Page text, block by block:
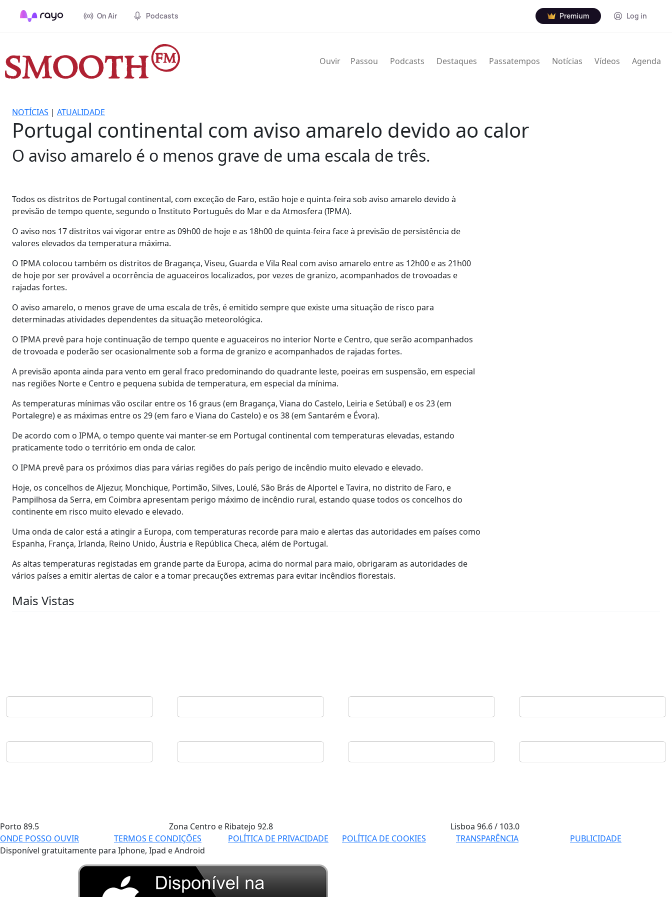
On Air Podcasts Premium Log in
Ouvir Passou Podcasts Destaques Passatempos Notícias Vídeos Agenda
NOTÍCIAS | ATUALIDADE
Portugal continental com aviso amarelo devido ao calor
O aviso amarelo é o menos grave de uma escala de três.
Todos os distritos de Portugal continental, com exceção de Faro, estão hoje e quinta-feira sob aviso amarelo devido à
previsão de tempo quente, segundo o Instituto Português do Mar e da Atmosfera (IPMA).
O aviso nos 17 distritos vai vigorar entre as 09h00 de hoje e as 18h00 de quinta-feira face à previsão de persistência de
valores elevados da temperatura máxima.
O IPMA colocou também os distritos de Bragança, Viseu, Guarda e Vila Real com aviso amarelo entre as 12h00 e as 21h00
de hoje por ser provável a ocorrência de aguaceiros localizados, por vezes de granizo, acompanhados de trovoadas e
rajadas fortes.
O aviso amarelo, o menos grave de uma escala de três, é emitido sempre que existe uma situação de risco para
determinadas atividades dependentes da situação meteorológica.
O IPMA prevê para hoje continuação de tempo quente e aguaceiros no interior Norte e Centro, que serão acompanhados
de trovoada e poderão ser ocasionalmente sob a forma de granizo e acompanhados de rajadas fortes.
A previsão aponta ainda para vento em geral fraco predominando do quadrante leste, poeiras em suspensão, em especial
nas regiões Norte e Centro e pequena subida de temperatura, em especial da mínima.
As temperaturas mínimas vão oscilar entre os 16 graus (em Bragança, Viana do Castelo, Leiria e Setúbal) e os 23 (em
Portalegre) e as máximas entre os 29 (em faro e Viana do Castelo) e os 38 (em Santarém e Évora).
De acordo com o IPMA, o tempo quente vai manter-se em Portugal continental com temperaturas elevadas, estando
praticamente todo o território em onda de calor.
O IPMA prevê para os próximos dias para várias regiões do país perigo de incêndio muito elevado e elevado.
Hoje, os concelhos de Aljezur, Monchique, Portimão, Silves, Loulé, São Brás de Alportel e Tavira, no distrito de Faro, e
Pampilhosa da Serra, em Coimbra apresentam perigo máximo de incêndio rural, estando quase todos os concelhos do
continente em risco muito elevado e elevado.
Uma onda de calor está a atingir a Europa, com temperaturas recorde para maio e alertas das autoridades em países como
Espanha, França, Irlanda, Reino Unido, Áustria e República Checa, além de Portugal.
As altas temperaturas registadas em grande parte da Europa, acima do normal para maio, obrigaram as autoridades de
vários países a emitir alertas de calor e a tomar precauções extremas para evitar incêndios florestais.
Mais Vistas
Porto 89.5 Zona Centro e Ribatejo 92.8 Lisboa96.6 / 103.0
ONDE POSSO OUVIR
TERMOS E CONDIÇÕES POLÍTICA DE PRIVACIDADE POLÍTICA DE COOKIES TRANSPARÊNCIA
PUBLICIDADE
Disponível gratuitamente para Iphone, Ipad e Android